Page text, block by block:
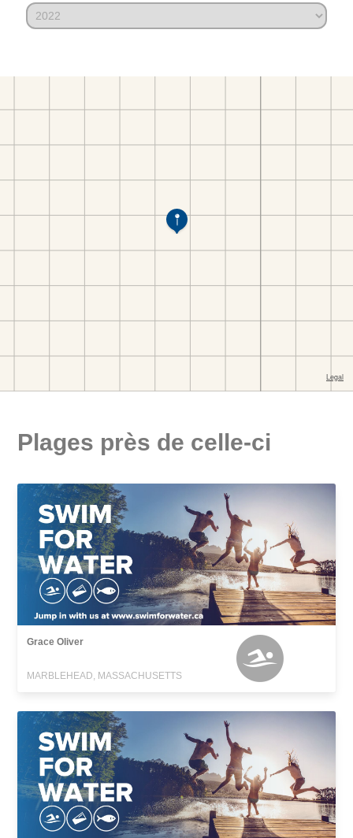
Plages près de celle-ci
Grace Oliver
MARBLEHEAD, MASSACHUSETTS